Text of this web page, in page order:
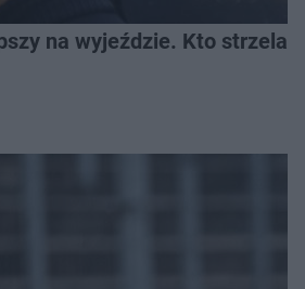
na wyjeździe. Kto strzelał